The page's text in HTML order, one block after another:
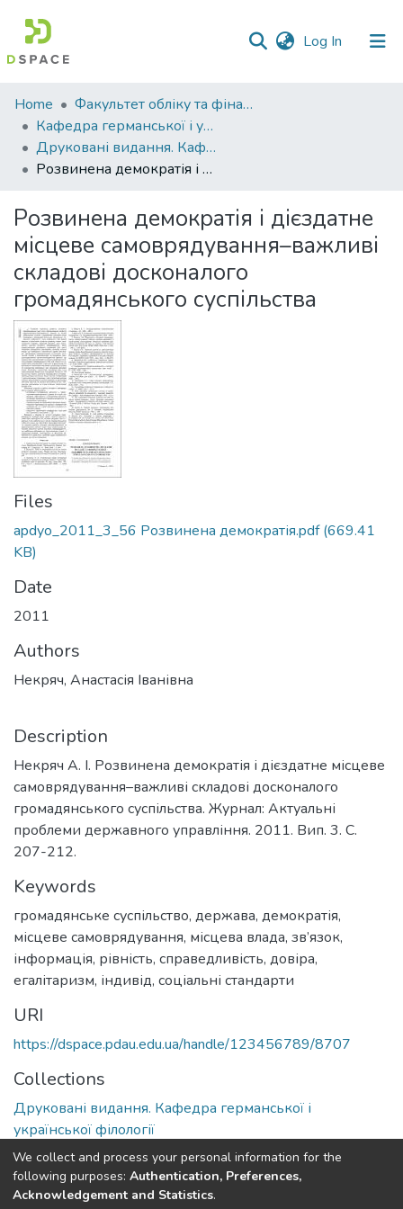
Log In (current)
Communities
&
Collections
Statistics
Home
Факультет обліку та фінансів
Кафедра германської і української філології
Друковані видання. Кафедра германської і української філології
Розвинена демократія і дієздатне місцеве самоврядування–важливі складові досконалого громадянського суспільства
Розвинена демократія і дієздатне
місцеве самоврядування–важливі
складові досконалого
громадянського суспільства
Files
apdyo_2011_3_56 Розвинена демократія.pdf(669.41
KB)
Date
2011
Authors
Некряч, Анастасія Іванівна
Description
Некряч А. І. Розвинена демократія і дієздатне місцеве
самоврядування–важливі складові досконалого
громадянського суспільства. Журнал: Актуальні
проблеми державного управління. 2011. Вип. 3. С.
207-212.
Keywords
громадянське суспільство, держава, демократія,
місцеве самоврядування, місцева влада, зв’язок,
інформація, рівність, справедливість, довіра,
егалітаризм, індивід, соціальні стандарти
URI
https://dspace.pdau.edu.ua/handle/123456789/8707
Collections
Друковані видання. Кафедра германської і
української філології
Full item page
We collect and process your personal information for the
following purposes: Authentication, Preferences,
Acknowledgement and Statistics.